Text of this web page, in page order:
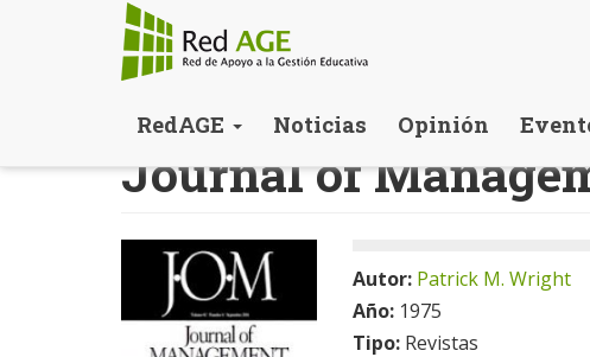
contenido
RedAGE Noticias Opinión
Journal of
Autor: Patrick M. Wright
Año: 1975
Tipo: Revistas